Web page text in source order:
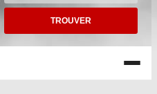
TROUVER